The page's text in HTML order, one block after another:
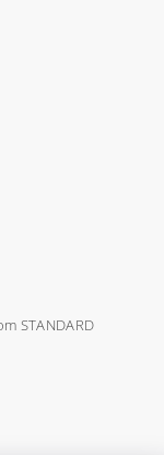
STANDARD